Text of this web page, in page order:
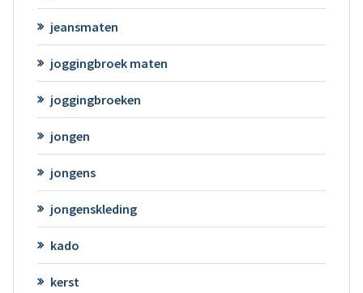
jeansmaten
joggingbroek maten
joggingbroeken
jongen
jongens
jongenskleding
kado
kerst